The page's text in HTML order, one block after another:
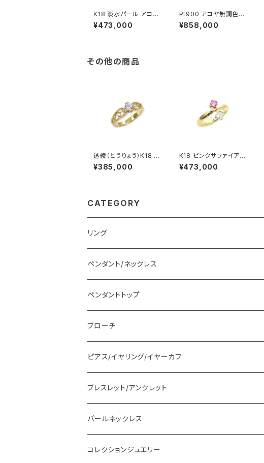
K18 淡水パール アコヤ
無調色ベビーパール リ
ング
¥473,000
Pt900 アコヤ無調色ベ
ビーパール ダイヤモン
ド リング
¥858,000
その他の商品
透綾（とうりょう）K18 透
かしリング枠
¥385,000
K18 ピンクサファイア
ダイヤモンド リング
¥473,000
CATEGORY
リング
ペンダント/ネックレス
ペンダントトップ
ブローチ
ピアス/イヤリング/イヤーカフ
ブレスレット/アンクレット
パールネックレス
コレクションジュエリー